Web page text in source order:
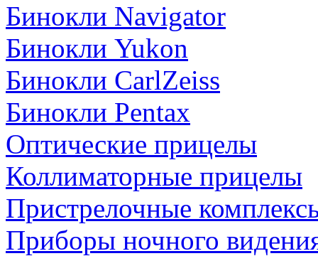
Бинокли Navigator
Бинокли Yukon
Бинокли CarlZeiss
Бинокли Pentax
Оптические прицелы
Коллиматорные прицелы
Пристрелочные
Приборы ночного